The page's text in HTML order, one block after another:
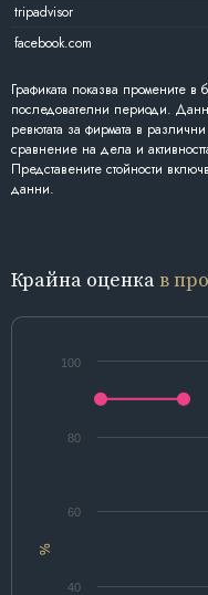
tripadvisor
facebook.com
Графиката показва промените в
последователни периоди.
ревютата за фирмата в
сравнение на дела и
Представените стойности
данни.
Крайна оценкав
%
40
60
80
100